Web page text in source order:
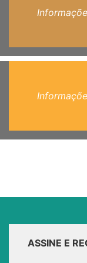
ASSINE E